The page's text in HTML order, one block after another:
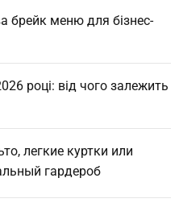
брейк меню для бізнес-
році: від чого залежить
легкие куртки или
гардероб